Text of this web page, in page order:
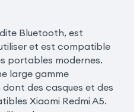
Bluetooth, est
et est compatible
portables modernes.
large gamme
des casques et des
Xiaomi Redmi A5.